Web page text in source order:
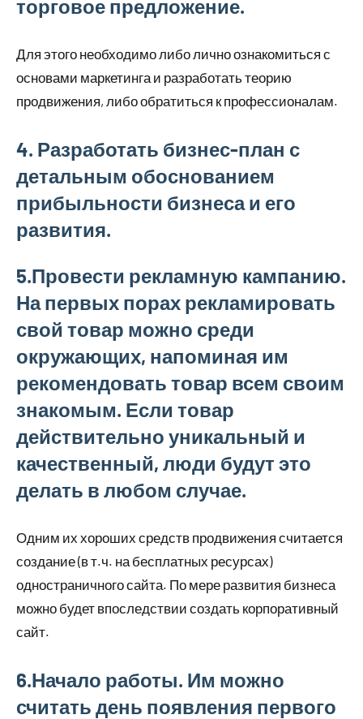
торговое предложение.
Для этого необходимо либо лично ознакомиться с
основами маркетинга и разработать теорию
продвижения, либо обратиться к профессионалам.
4. Разработать бизнес-план с
детальным обоснованием
прибыльности бизнеса и его
развития.
5.Провести рекламную кампанию.
На первых порах рекламировать
свой товар можно среди
окружающих, напоминая им
рекомендовать товар всем своим
знакомым. Если товар
действительно уникальный и
качественный, люди будут это
делать в любом случае.
Одним их хороших средств продвижения считается
создание (в т.ч. на бесплатных ресурсах)
одностраничного сайта. По мере развития бизнеса
можно будет впоследствии создать корпоративный
сайт.
6.Начало работы. Им можно
считать день появления первого